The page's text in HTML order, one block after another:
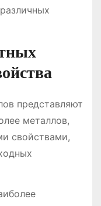
представляют
металлов,
свойствами,